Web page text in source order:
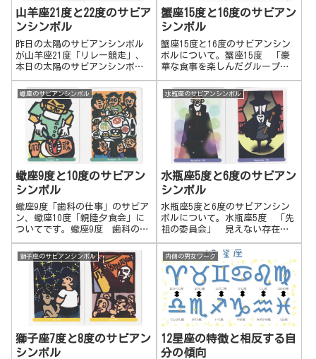
る。 水瓶座8度 「美しい衣装
を着た蝋人形」 社会的な役割
を完璧にこなす。細部にまでこ
だわり、客観的に物事を見て、
与えられた学びや役目をやり遂
げる。感情的にならずに淡々と
対応する。おしゃれでセンスが
良い。感情表現をあまりしない
傾向があるかもしれません。感
情に流されずに物事を明確に見
極め、判断する。
山羊座21度と22度のサビア
ンシンボル
昨日の太陽のサビアンシンボル
が山羊座21度「リレー競走」、
本日の太陽のサビアンシンボル
は山羊座22度「敗北を優美に認
める将軍」です。山羊座 第5グ
ループ サビアン21～25度山羊
座 第5グループ サビアン21～
25度 活発な社会活動と律義
さ...
蟹座15度と16度のサビアン
シンボル
蟹座15度と16度のサビアンシン
ボルについて。蟹座15度 「豪
華な食事を楽しんだグループの
人々」 物質的な豊かさを躊躇
なく楽しみます。自分の欲求や
欲望を満たし、楽しもうとしま
す。経済的に豊かな人も多いで
しょう。色んな人と交流し、コ
ミュニケーションを楽しみま
す。自分の欲求を満たすために
際限なくやってしまうこともあ
るので、注意も必要です。蟹座
16度 「手書きの巻き物を目の
前にし正方形の前にいる男」
自分の中にある構想や計画、心
の中にあるものを整理してはっ
きりとさせ、具体化していこう
とします。社会や世間にもわか
るように現実化していきたいと
いう動き。
蠍座のサビアンシンボル
蠍座9度と10度のサビアン
シンボル
蠍座9度「歯科の仕事」のサビア
ン、蠍座10度「親睦夕食会」に
ついてです。蠍座9度 歯科の仕
事 不可能そうに思えることで
も、取り組む。目的に向って、
今ある常識や考えを打ち破り、
斬新な考えで行動、追及してい
く。それは無理だというような
な一般の意...
水瓶座のサビアンシンボル
水瓶座5度と6度のサビアン
シンボル
水瓶座5度と6度のサビアンシン
ボルについて。水瓶座5度 「先
祖の委員会」 見えない存在の
助けや繋がりに気づく。大いな
る流れ、宇宙的な力、見えない
存在達と繋がり、守られて生活
していることを理解する。大い
なるものと繋がり、それと共に
生きることが出来る人。感性を
広く持ち、色んなものを取り入
れる。 水瓶座6度 「ミステリ
ー劇の演技者」 物事を客観的
に見て、社会や人々の間では、
役割を演じるというスタンスで
獅子座のサビアンシンボル
獅子座7度と8度のサビアン
シンボル
内側の男女ワーク
12星座の特徴と相反する自
分の傾向